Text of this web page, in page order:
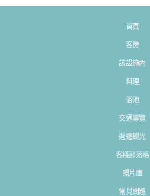
首頁
客房
該設施內
料理
浴池
交通導覽
週邊觀光
客棧部落格
照片庫
常見問題